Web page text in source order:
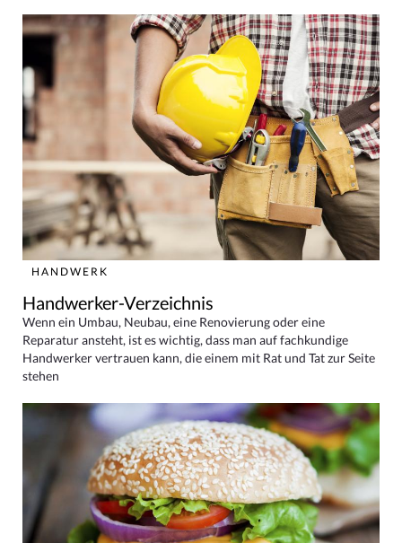
HANDWERK
Handwerker-Verzeichnis
Wenn ein Umbau, Neubau, eine Renovierung oder eine
Reparatur ansteht, ist es wichtig, dass man auf fachkundige
Handwerker vertrauen kann, die einem mit Rat und Tat zur Seite
stehen